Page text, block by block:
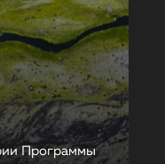
Программы